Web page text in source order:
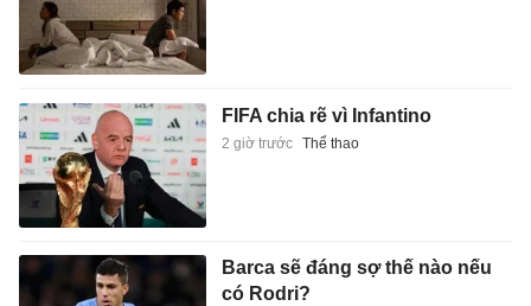
FIFA chia rẽ vì Infantino
2 giờ trước Thể thao
Barca sẽ đáng sợ thế nào nếu
có Rodri?